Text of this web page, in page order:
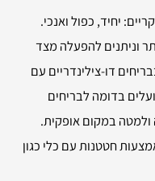
יחיד, כפול ואנכי.
וניתנים להפעלה מצד
דו-צילינדריים עם
בדומה לבריחים
ולמטה במקום אופקית.
חטטנות עם כלי כגון